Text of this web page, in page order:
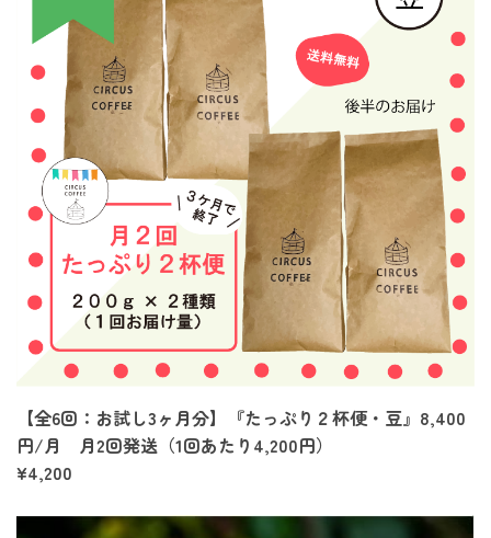
【全6回：お試し3ヶ月分】『たっぷり２杯便・豆』8,400
円/月 月2回発送（1回あたり4,200円）
¥4,200